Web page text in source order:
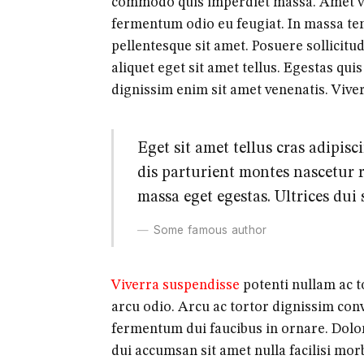
commodo quis imperdiet massa. Amet
fermentum odio eu feugiat. In massa
pellentesque sit amet. Posuere
aliquet eget sit amet tellus. Egestas
dignissim enim sit amet venenatis.
Eget sit amet tellus cras
dis parturient montes
massa eget egestas. Ultrices
Some famous author
Viverra suspendisse potenti nullam ac
arcu odio. Arcu ac tortor dignissim
fermentum dui faucibus in ornare.
dui accumsan sit amet nulla facilisi